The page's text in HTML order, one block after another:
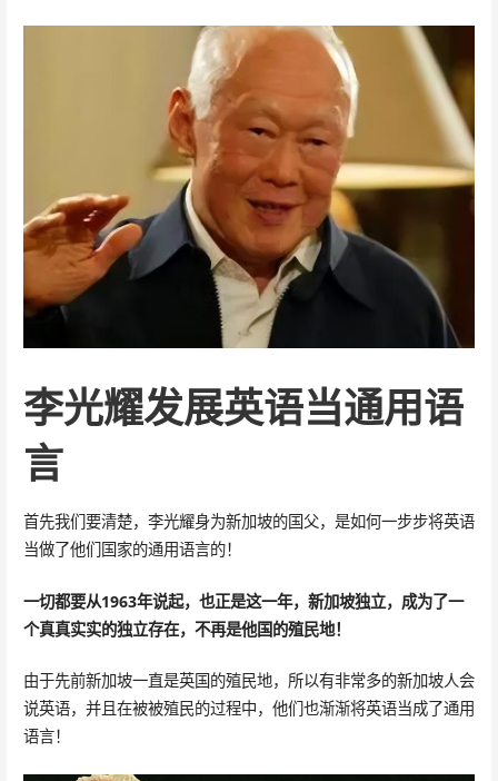
李光耀发展英语当通用语
言
首先我们要清楚，李光耀身为新加坡的国父，是如何一步步将英语
当做了他们国家的通用语言的！
一切都要从1963年说起，也正是这一年，新加坡独立，成为了一
个真真实实的独立存在，不再是他国的殖民地！
由于先前新加坡一直是英国的殖民地，所以有非常多的新加坡人会
说英语，并且在被被殖民的过程中，他们也渐渐将英语当成了通用
语言！